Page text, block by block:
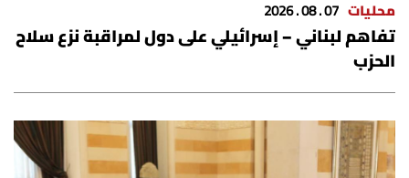
محليات 07 . 08 . 2026
تفاهم لبناني – إسرائيلي على دول لمراقبة نزع سلاح
الحزب